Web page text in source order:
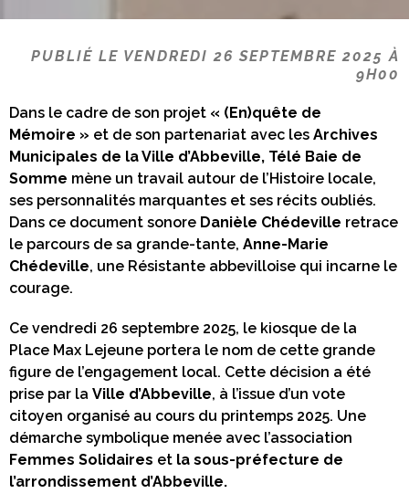
PUBLIÉ LE VENDREDI 26 SEPTEMBRE 2025 À
9H00
Dans le cadre de son projet « (En)quête de
Mémoire » et de son partenariat avec les Archives
Municipales de la Ville d’Abbeville, Télé Baie de
Somme mène un travail autour de l’Histoire locale,
ses personnalités marquantes et ses récits oubliés.
Dans ce document sonore Danièle Chédeville retrace
le parcours de sa grande-tante, Anne-Marie
Chédeville, une Résistante abbevilloise qui incarne le
courage.
Ce vendredi 26 septembre 2025, le kiosque de la
Place Max Lejeune portera le nom de cette grande
figure de l’engagement local. Cette décision a été
prise par la Ville d’Abbeville, à l’issue d’un vote
citoyen organisé au cours du printemps 2025. Une
démarche symbolique menée avec l’association
Femmes Solidaires et la sous-préfecture de
l’arrondissement d’Abbeville.